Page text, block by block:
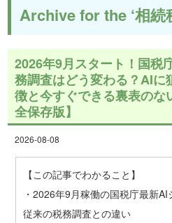
Archive for the ‘相続
2026年9月スタート！国税
務調査はどう変わる？AIに
徴と今すぐできる裏表のな
全保存版】
2026-08-08
【この記事でわかること】
・2026年9月稼働の国税庁最新
従来の税務調査との違い